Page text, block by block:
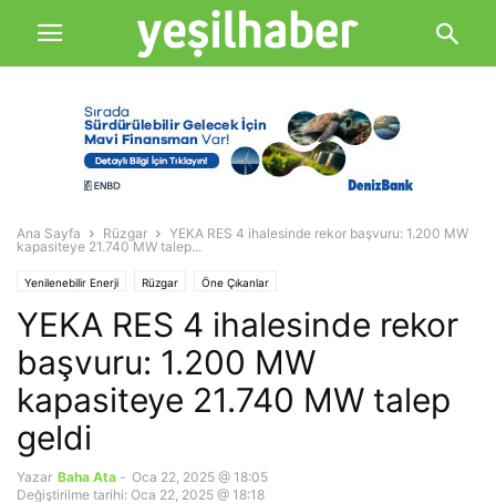
Ana Sayfa Rüzgar
YEKA RES 4 ihalesinde rekor başvuru: 1.200 MW
kapasiteye 21.740 MW talep...
Yenilenebilir Enerji Rüzgar Öne Çıkanlar
YEKA RES 4 ihalesinde rekor
başvuru: 1.200 MW
kapasiteye 21.740 MW talep
geldi
Yazar Baha Ata - Oca 22, 2025 @ 18:05
Değiştirilme tarihi: Oca 22, 2025 @ 18:18